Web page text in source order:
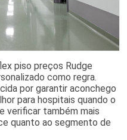
piso preços Rudge
como regra.
por garantir aconchego
para hospitais quando o
verificar também mais
quanto ao segmento de